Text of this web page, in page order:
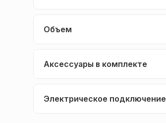
Объем
Аксессуары в комплекте
Электрическое подключение